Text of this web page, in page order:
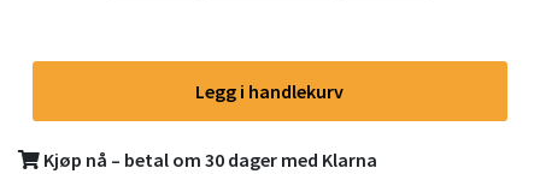
Legg i handlekurv
Kjøp nå – betal om 30 dager med Klarna